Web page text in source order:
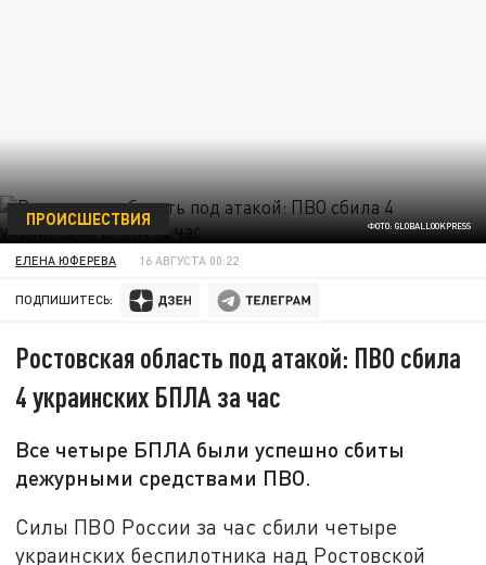
ФОТО: GLOBALLOOKPRESS
ПРОИСШЕСТВИЯ
ЕЛЕНА ЮФЕРЕВА 16 АВГУСТА 00:22
ПОДПИШИТЕСЬ:
Ростовская область под атакой: ПВО сбила
4 украинских БПЛА за час
Все четыре БПЛА были успешно сбиты
дежурными средствами ПВО.
Силы ПВО России за час сбили четыре
украинских беспилотника над Ростовской